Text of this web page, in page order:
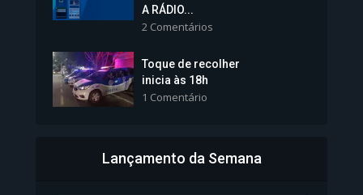
tomará posse nesta...
1.101 Modos de exibição
Bahia inicia emissão da
A RÁDIO...
2 Comentários
Toque de recolher
inicia às 18h
1 Comentário
Lançamento da Semana